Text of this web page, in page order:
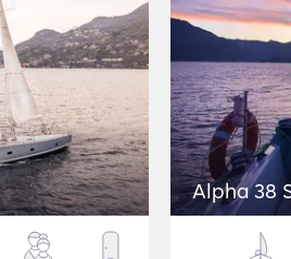
Alpha 38